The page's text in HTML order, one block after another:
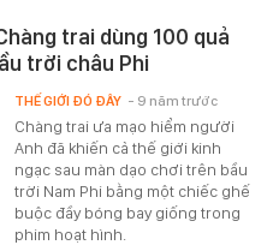
trai dùng 100 quả
trời châu Phi
Chàng trai ưa mạo hiểm người
Anh đã khiến cả thế giới kinh
ngạc sau màn dạo chơi trên bầu
trời Nam Phi bằng một chiếc ghế
buộc đầy bóng bay giống trong
phim hoạt hình.
THẾ GIỚI ĐÓ ĐÂY - 9 năm trước